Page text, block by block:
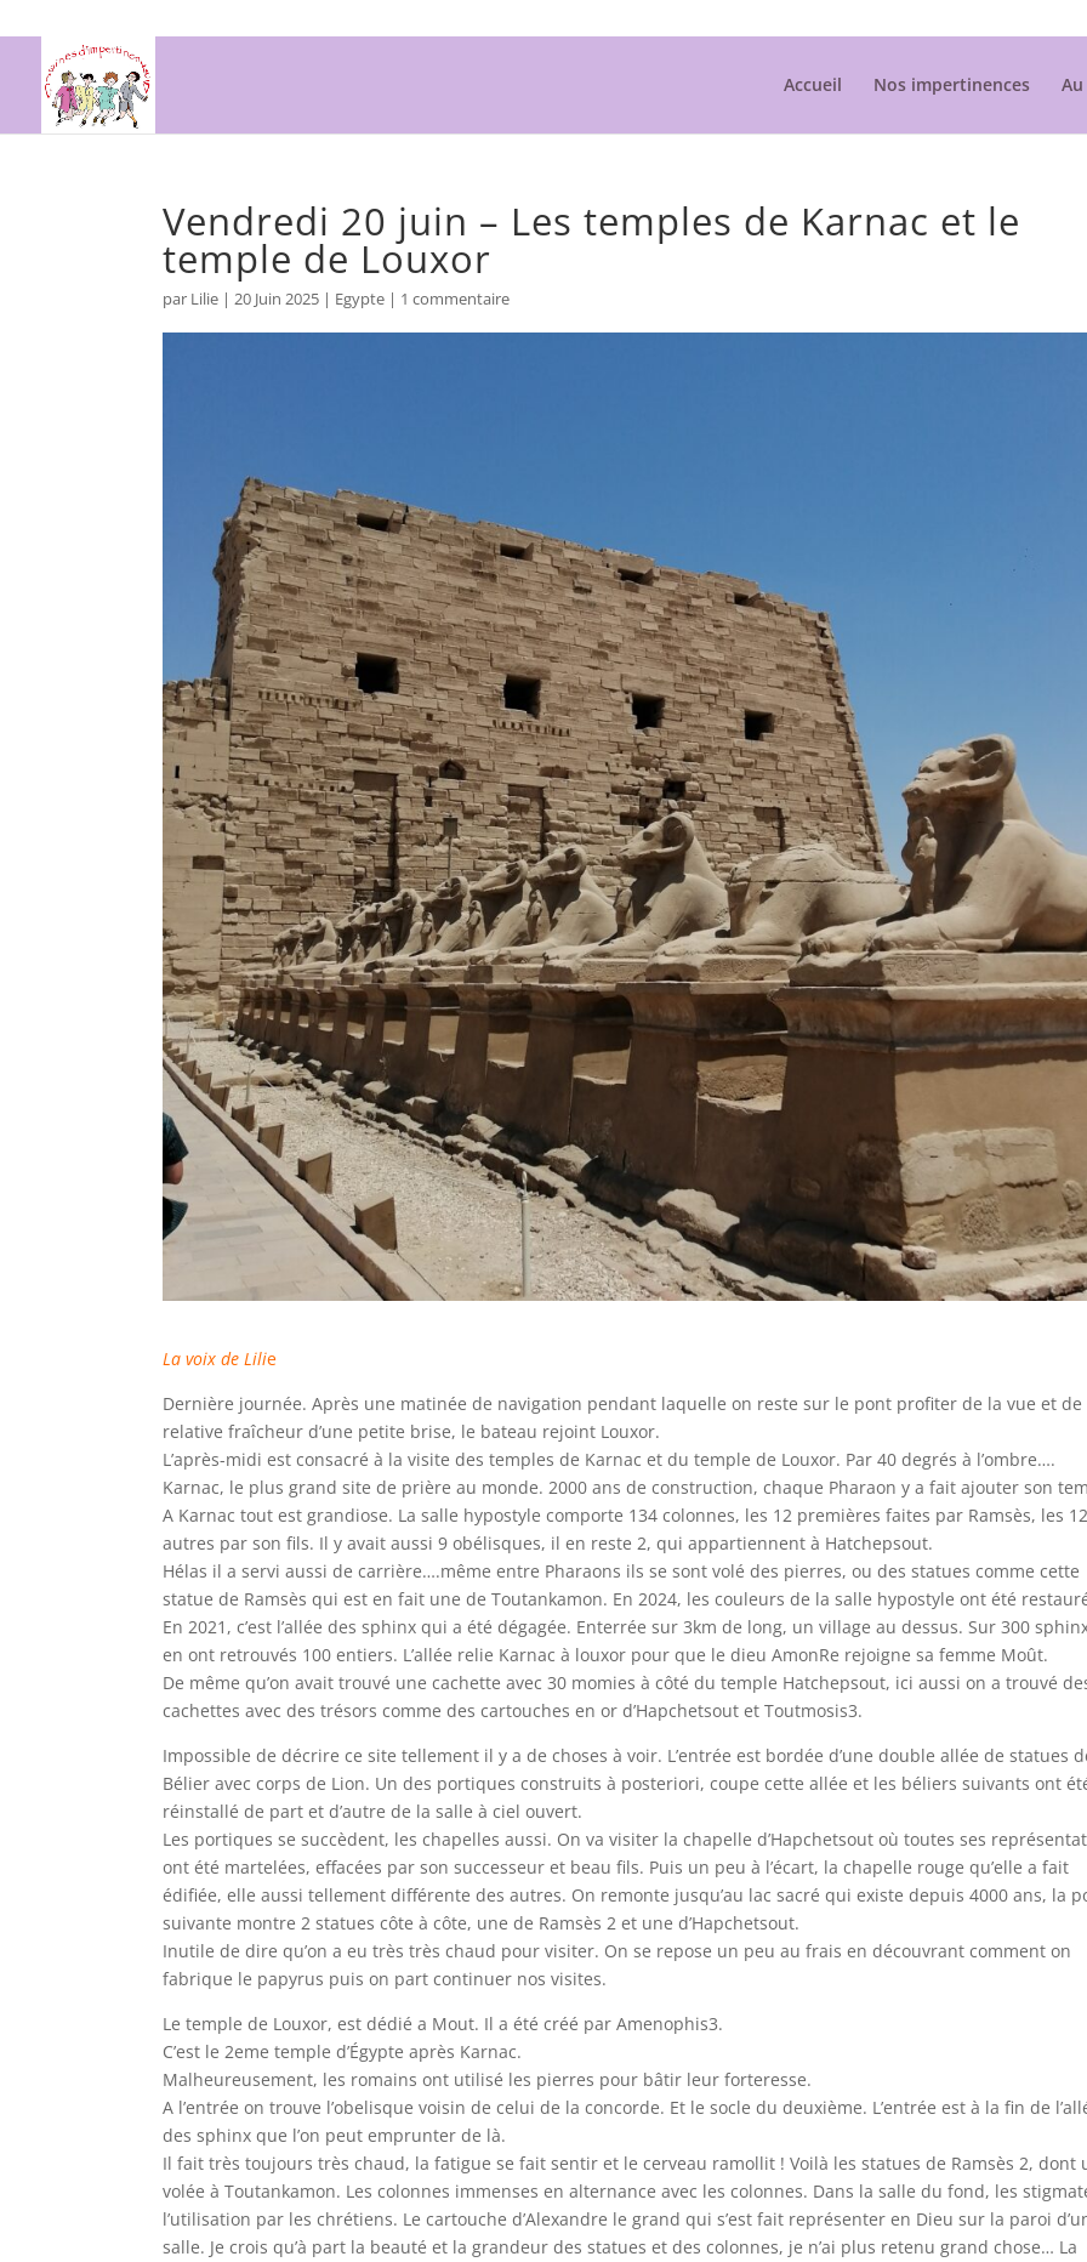
Accueil Nos impertinences
Vendredi 20 juin – Les temples de Karnac et le
temple de Louxor
par Lilie |20 Juin 2025 | Egypte | 1 commentaire
La voix de Lilie
Dernière journée. Après une matinée de navigation pendant laquelle on reste sur le pont profiter de la vue et de
relative fraîcheur d’une petite brise, le bateau rejoint Louxor.
L’après-midi est consacré à la visite des temples de Karnac et du temple de Louxor. Par 40 degrés à l’ombre….
Karnac, le plus grand site de prière au monde. 2000 ans de construction, chaque Pharaon y a fait ajouter son
A Karnac tout est grandiose. La salle hypostyle comporte 134 colonnes, les 12 premières faites par Ramsès, les
autres par son fils. Il y avait aussi 9 obélisques, il en reste 2, qui appartiennent à Hatchepsout.
Hélas il a servi aussi de carrière….même entre Pharaons ils se sont volé des pierres, ou des statues comme cette
statue de Ramsès qui est en fait une de Toutankamon. En 2024, les couleurs de la salle hypostyle ont été
En 2021, c’est l’allée des sphinx qui a été dégagée. Enterrée sur 3km de long, un village au dessus. Sur 300
en ont retrouvés 100 entiers. L’allée relie Karnac à louxor pour que le dieu AmonRe rejoigne sa femme Moût.
De même qu’on avait trouvé une cachette avec 30 momies à côté du temple Hatchepsout, ici aussi on a trouvé
cachettes avec des trésors comme des cartouches en or d’Hapchetsout et Toutmosis3.
Impossible de décrire ce site tellement il y a de choses à voir. L’entrée est bordée d’une double allée de statues
Bélier avec corps de Lion. Un des portiques construits à posteriori, coupe cette allée et les béliers suivants ont
réinstallé de part et d’autre de la salle à ciel ouvert.
Les portiques se succèdent, les chapelles aussi. On va visiter la chapelle d’Hapchetsout où toutes ses
ont été martelées, effacées par son successeur et beau fils. Puis un peu à l’écart, la chapelle rouge qu’elle a fait
édifiée, elle aussi tellement différente des autres. On remonte jusqu’au lac sacré qui existe depuis 4000 ans, la
suivante montre 2 statues côte à côte, une de Ramsès 2 et une d’Hapchetsout.
Inutile de dire qu’on a eu très très chaud pour visiter. On se repose un peu au frais en découvrant comment on
fabrique le papyrus puis on part continuer nos visites.
Le temple de Louxor, est dédié a Mout. Il a été créé par Amenophis3.
C’est le 2eme temple d’Égypte après Karnac.
Malheureusement, les romains ont utilisé les pierres pour bâtir leur forteresse.
A l’entrée on trouve l’obelisque voisin de celui de la concorde. Et le socle du deuxième. L’entrée est à la fin de
des sphinx que l’on peut emprunter de là.
Il fait très toujours très chaud, la fatigue se fait sentir et le cerveau ramollit ! Voilà les statues de Ramsès 2, dont
volée à Toutankamon. Les colonnes immenses en alternance avec les colonnes. Dans la salle du fond, les
l’utilisation par les chrétiens. Le cartouche d’Alexandre le grand qui s’est fait représenter en Dieu sur la paroi
salle. Je crois qu’à part la beauté et la grandeur des statues et des colonnes, je n’ai plus retenu grand chose… La